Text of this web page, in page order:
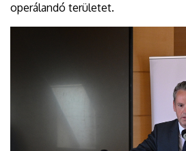
operálandó területet.